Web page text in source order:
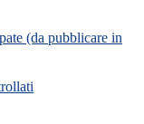
(da pubblicare in